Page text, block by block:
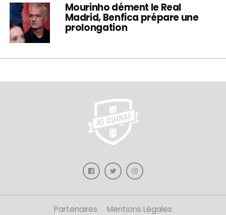
Mourinho dément le Real
Madrid, Benfica prépare une
prolongation
Partenaires Mentions Légales